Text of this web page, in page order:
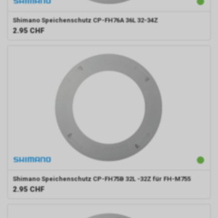
Shimano Speichenschutz CP-FH76A 36L 32-34Z
2.95 CHF
Shimano Speichenschutz CP-FH75B 32L -32Z für FH-M755
2.95 CHF